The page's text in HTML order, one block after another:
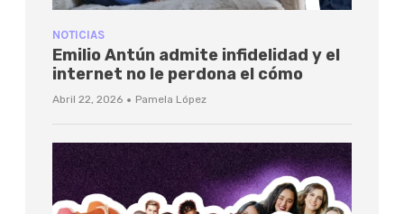
NOTICIAS
Emilio Antún admite infidelidad y el
internet no le perdona el cómo
Abril 22, 2026 · Pamela López